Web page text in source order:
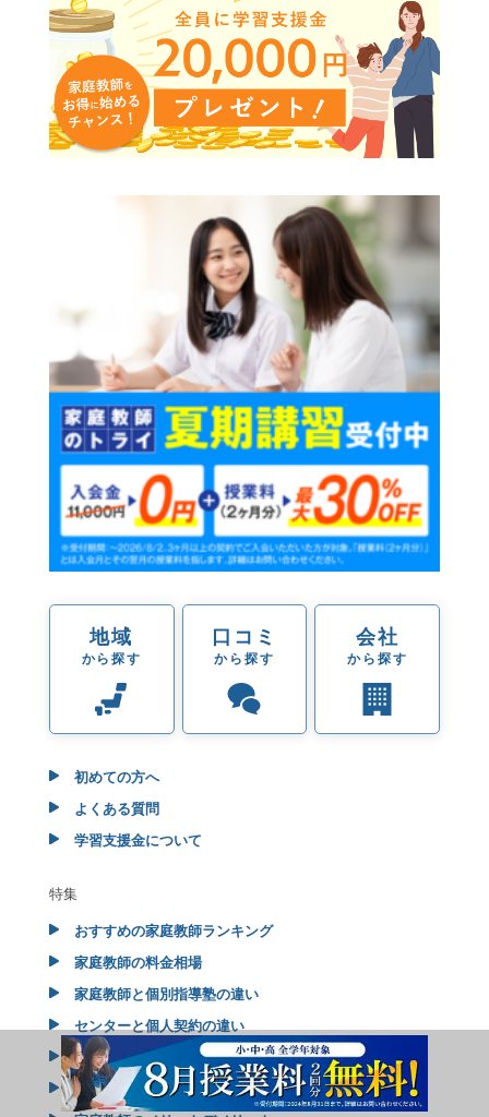
地域
から探す
口コミ
から探す
会社
から探す
初めての方へ
よくある質問
学習支援金について
特集
おすすめの家庭教師ランキング
家庭教師の料金相場
家庭教師と個別指導塾の違い
センターと個人契約の違い
不登校の方へ
年代・科目別特集